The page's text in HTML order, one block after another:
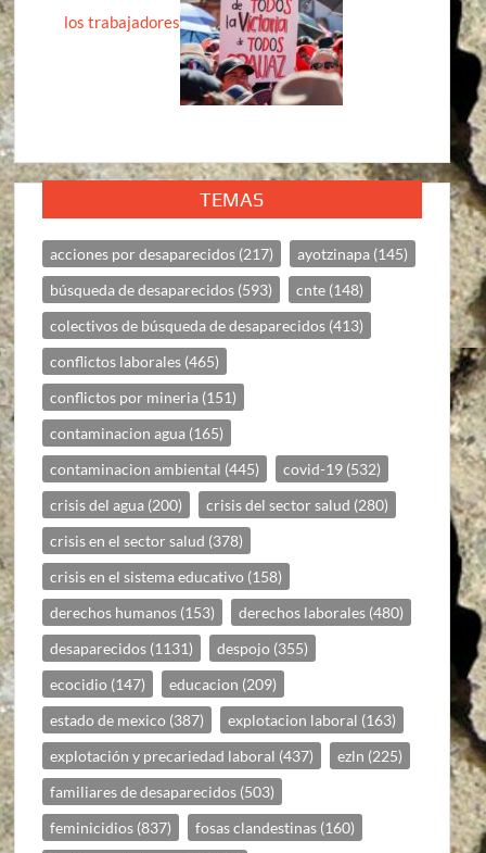
los trabajadores
TEMAS
acciones por desaparecidos (217) ayotzinapa (145)
búsqueda de desaparecidos (593) cnte (148)
colectivos de búsqueda de desaparecidos (413)
conflictos laborales (465)
conflictos por mineria (151)
contaminacion agua (165)
contaminacion ambiental (445) covid-19 (532)
crisis del agua (200) crisis del sector salud (280)
crisis en el sector salud (378)
crisis en el sistema educativo (158)
derechos humanos (153) derechos laborales (480)
desaparecidos (1131) despojo (355)
ecocidio (147) educacion (209)
estado de mexico (387) explotacion laboral (163)
explotación y precariedad laboral (437) ezln (225)
familiares de desaparecidos (503)
feminicidios (837) fosas clandestinas (160)